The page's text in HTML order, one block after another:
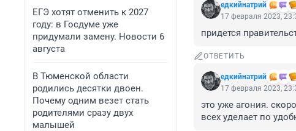
ЕГЭ хотят отменить к 2027
году: в Госдуме уже
придумали замену. Новости 6
августа
В Тюменской области
родились десятки двоен.
Почему одним везет стать
родителями сразу двух
малышей
едкийнатрий
17 февраля 2023,
придется
ОТВЕТИТЬ
едкийнатрий
17 февраля 2023,
это уже агония.
всех уделает по